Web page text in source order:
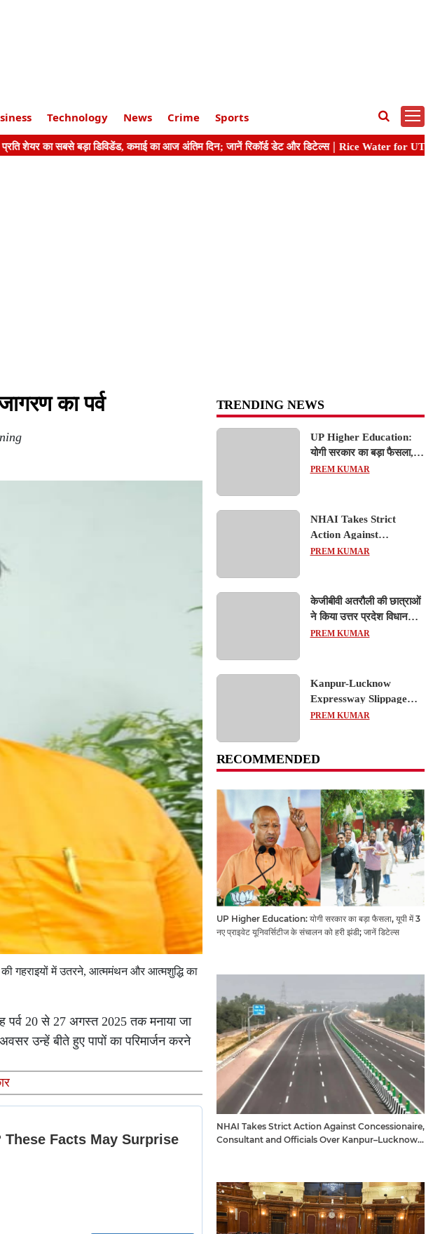
Technology News Crime Sports
का पर्व
की गहराइयों में उतरने, आत्ममंथन और आत्मशुद्धि का
पर्व 20 से 27 अगस्त 2025 तक मनाया जा
उन्हें बीते हुए पापों का परिमार्जन करने
TRENDING NEWS
UP Higher Education:
योगी सरकार का बड़ा फैसला,
यूपी में 3 नए प्राइवेट
PREM KUMAR
NHAI Takes Strict
Action Against
Concessionaire,
Expressway Issues
PREM KUMAR
केजीबीवी अतरौली की छात्राओं
ने किया उत्तर प्रदेश विधानसभा
का शैक्षिक भ्रमण, लोकतांत्रिक
PREM KUMAR
Kanpur-Lucknow
Expressway Slippage
Action: कानपुर-लखनऊ
और कंपनियों पर गिरी गाज,
PREM KUMAR
RECOMMENDED
UP Higher Education: योगी सरकार का बड़ा फैसला, यूपी में 3
नए प्राइवेट यूनिवर्सिटीज के संचालन को हरी झंडी; जानें डिटेल्स
NHAI Takes Strict Action Against Concessionaire,
Consultant and Officials Over Kanpur–Lucknow